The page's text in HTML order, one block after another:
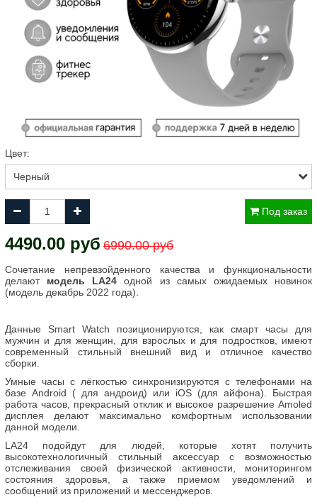
Цвет:
Под заказ
4490.00 руб 6990.00 руб
Сочетание непревзойденного качества и функциональности
делают модель LA24 одной из самых ожидаемых новинок
(модель декабрь 2022 года).
Данные Smart Watch позиционируются, как cмарт часы для
мужчин и для женщин, для взрослых и для подростков, имеют
современный стильный внешний вид и отличное качество
сборки.
Умные часы с лёгкостью синхронизируются с телефонами на
базе Android ( для андроид) или iOS (для айфона). Быстрая
работа часов, прекрасный отклик и высокое разрешение Amoled
дисплея делают максимально комфортным использовании
данной модели.
LA24 подойдут для людей, которые хотят получить
высокотехнологичный стильный аксессуар с возможностью
отслеживания своей физической активности, мониторингом
состояния здоровья, а также приемом уведомлений и
сообщений из приложений и мессенджеров.